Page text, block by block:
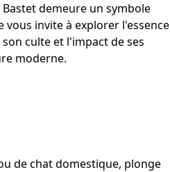
demeure un symbole
invite à explorer l'essence
culte et l'impact de ses
moderne.
de chat domestique, plonge